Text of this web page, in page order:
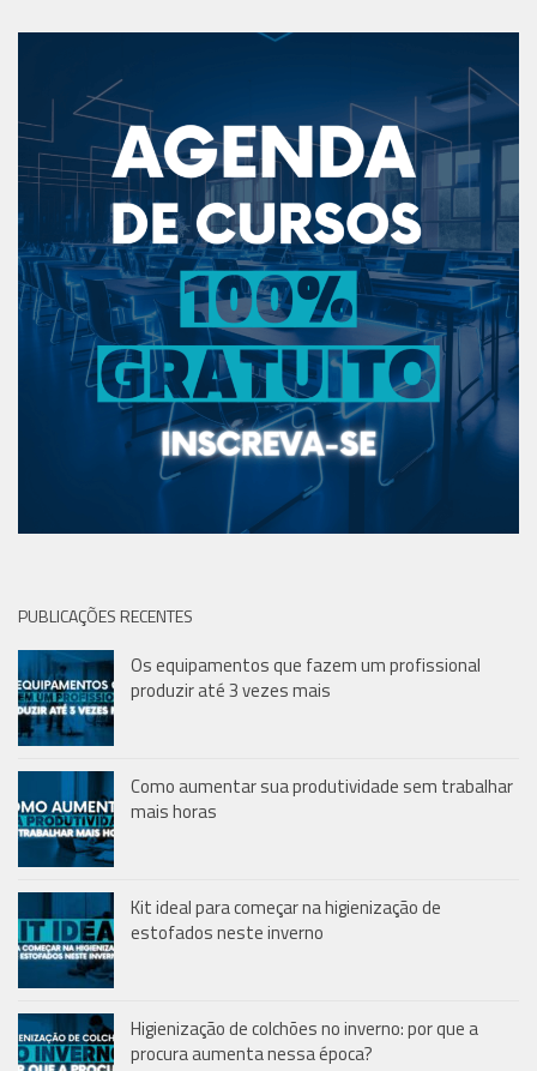
PUBLICAÇÕES RECENTES
Os equipamentos que fazem um profissional
produzir até 3 vezes mais
Como aumentar sua produtividade sem trabalhar
mais horas
Kit ideal para começar na higienização de
estofados neste inverno
Higienização de colchões no inverno: por que a
procura aumenta nessa época?